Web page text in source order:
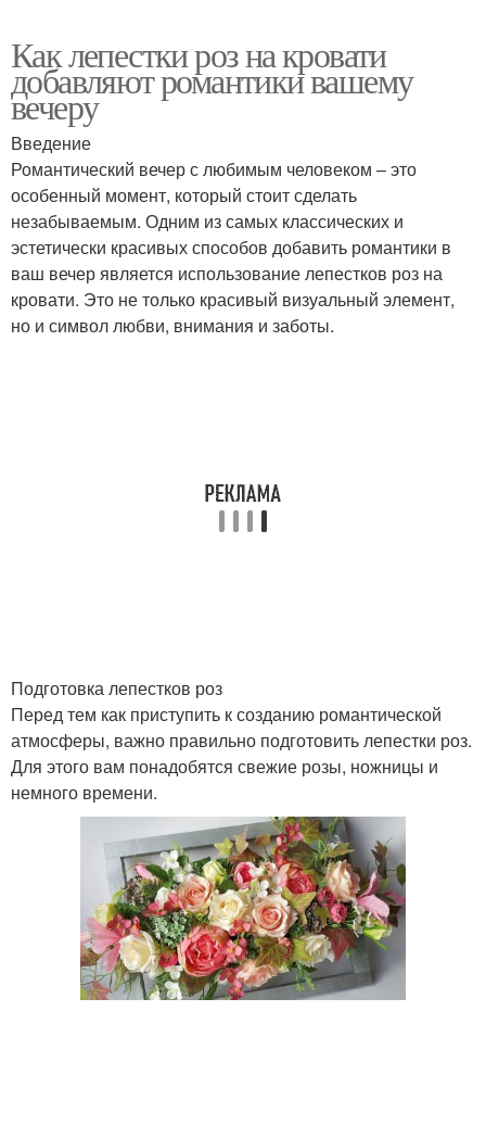
Как лепестки роз на кровати
добавляют романтики вашему
вечеру
Введение
Романтический вечер с любимым человеком – это
особенный момент, который стоит сделать
незабываемым. Одним из самых классических и
эстетически красивых способов добавить романтики в
ваш вечер является использование лепестков роз на
кровати. Это не только красивый визуальный элемент,
но и символ любви, внимания и заботы.
Подготовка лепестков роз
Перед тем как приступить к созданию романтической
атмосферы, важно правильно подготовить лепестки роз.
Для этого вам понадобятся свежие розы, ножницы и
немного времени.